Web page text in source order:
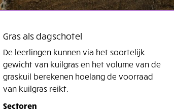
Gras als dagschotel
De leerlingen kunnen via het soortelijk
gewicht van kuilgras en het volume van de
graskuil berekenen hoelang de voorraad
van kuilgras reikt.
Sectoren